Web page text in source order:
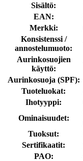
Sisältö:
EAN:
Merkki:
Konsistenssi /
annostelumuoto:
Aurinkosuojien
käyttö:
Aurinkosuoja (SPF):
Tuoteluokat:
Ihotyyppi:
Ominaisuudet:
Tuoksut:
Sertifikaatit:
PAO: